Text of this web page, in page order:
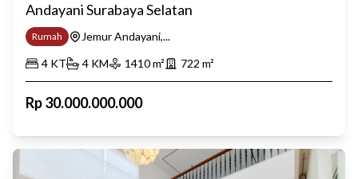
Andayani Surabaya Selatan
Rumah
Jemur Andayani,...
4 KT 4 KM 1410m² 722 m²
Rp30.000.000.000